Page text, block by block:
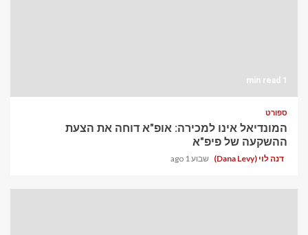
1 min read
ספורט
המונדיאל אינו למכירה: אופ"א דוחה את הצעת
ההשקעה של פיפ"א
דנה לוי (Dana Levy) שבוע 1 ago